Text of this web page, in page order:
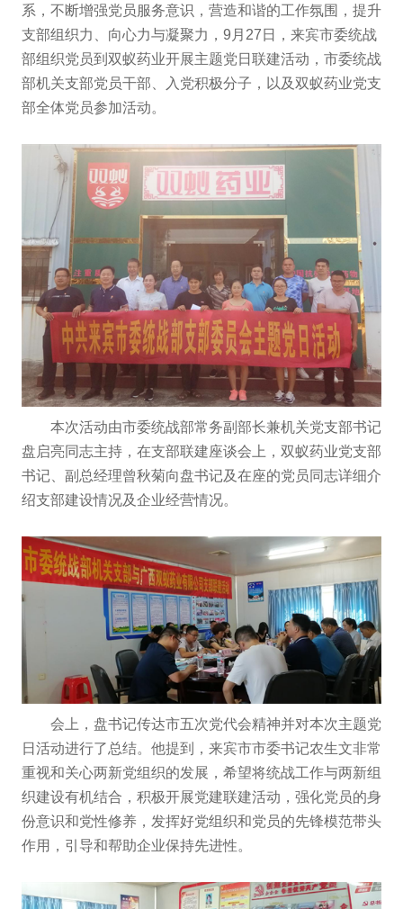
系，不断增强党员服务意识，营造和谐的工作氛围，提升
支部组织力、向心力与凝聚力，9月27日，来宾市委统战
部组织党员到双蚁药业开展主题党日联建活动，市委统战
部机关支部党员干部、入党积极分子，以及双蚁药业党支
部全体党员参加活动。
本次活动由市委统战部常务副部长兼机关党支部书记
盘启亮同志主持，在支部联建座谈会上，双蚁药业党支部
书记、副总经理曾秋菊向盘书记及在座的党员同志详细介
绍支部建设情况及企业经营情况。
会上，盘书记传达市五次党代会精神并对本次主题党
日活动进行了总结。他提到，来宾市市委书记农生文非常
重视和关心两新党组织的发展，希望将统战工作与两新组
织建设有机结合，积极开展党建联建活动，强化党员的身
份意识和党性修养，发挥好党组织和党员的先锋模范带头
作用，引导和帮助企业保持先进性。